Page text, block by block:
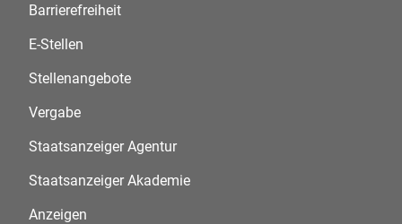
Barrierefreiheit
E-Stellen
Stellenangebote
Vergabe
Staatsanzeiger Agentur
Staatsanzeiger Akademie
Anzeigen